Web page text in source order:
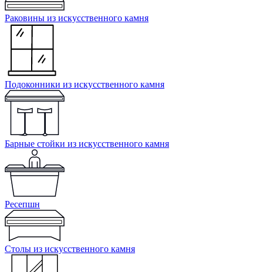
Раковины из искусственного камня
Подоконники из искусственного камня
Барные стойки из искусственного камня
Ресепшн
Cтолы из искусственного камня